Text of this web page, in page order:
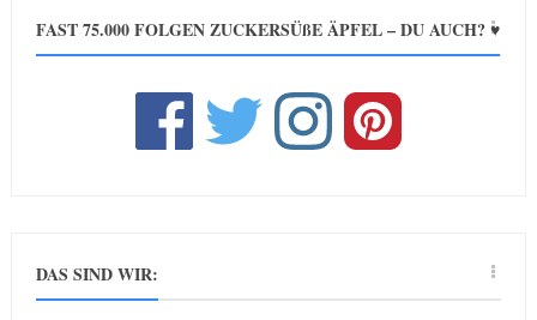
FAST 75.000 FOLGEN ZUCKERSÜßE ÄPFEL – DU AUCH? ♥
DAS SIND WIR: